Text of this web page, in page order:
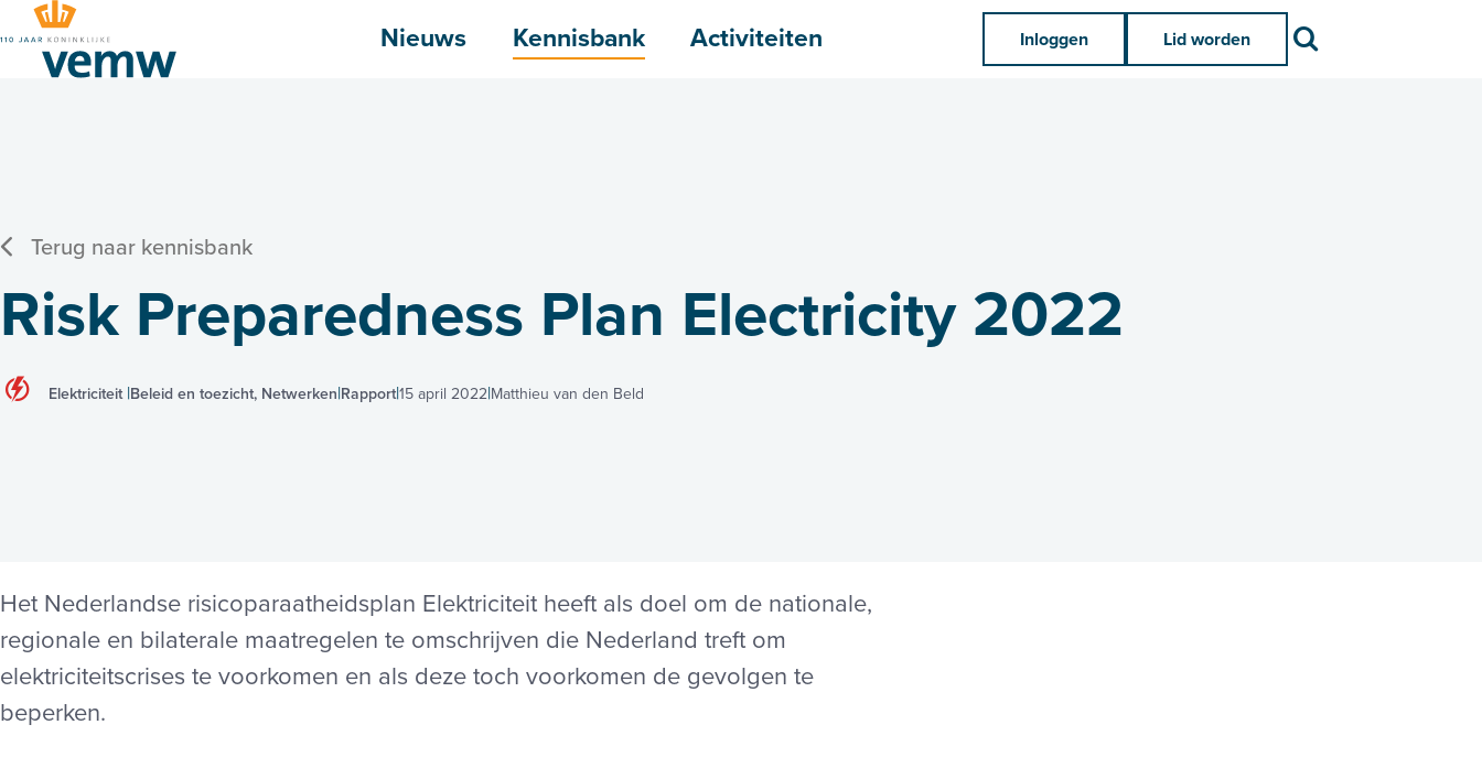
Nieuws Kennisbank Activiteiten Inloggen Lid worden
Terug naar kennisbank
Risk Preparedness Plan Electricity 2022
Elektriciteit Beleid en toezicht, Netwerken Rapport 15 april 2022 Matthieu van den Beld
Het Nederlandse risicoparaatheidsplan Elektriciteit heeft als doel om de nationale,
regionale en bilaterale maatregelen te omschrijven die Nederland treft om
elektriciteitscrises te voorkomen en als deze toch voorkomen de gevolgen te
beperken.